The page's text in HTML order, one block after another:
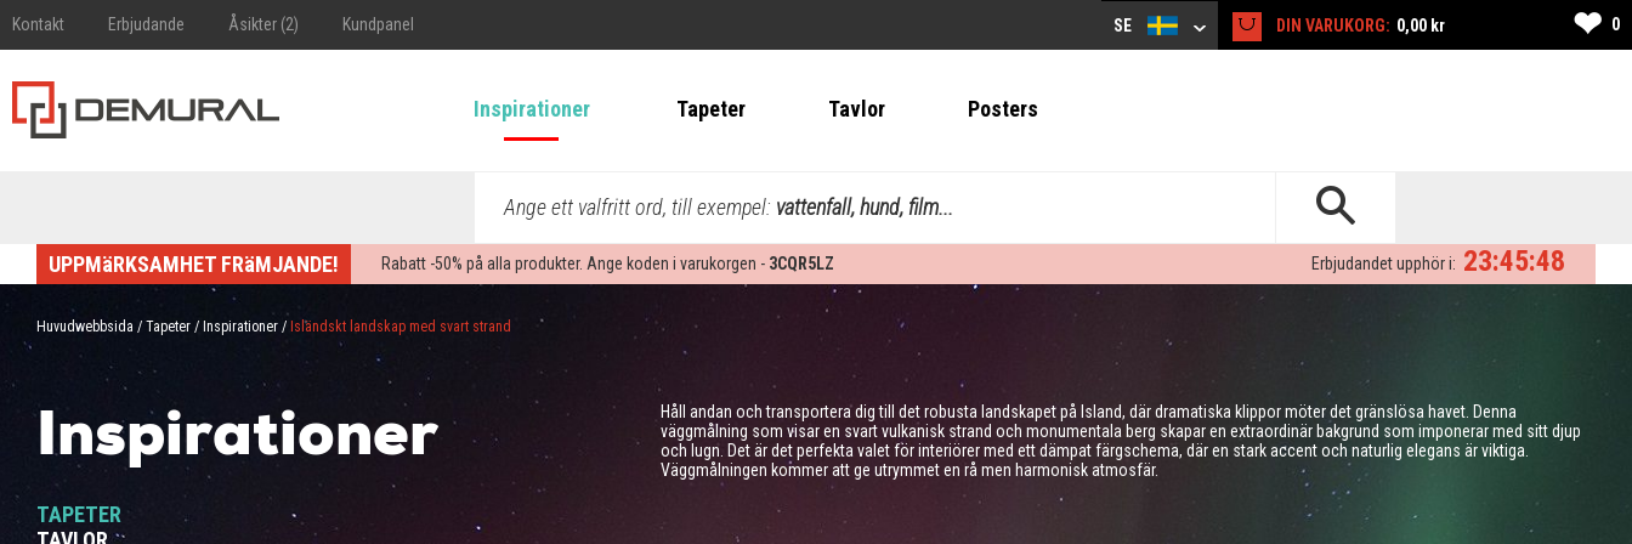
Kontakt Erbjudande Åsikter (2) Kundpanel SE DIN VARUKORG: 0,00 kr ❤ 0
Inspirationer Tapeter Tavlor Posters
Ange ett valfritt ord, till exempel: vattenfall, hund, film...
UPPMäRKSAMHET FRäMJANDE! Rabatt -50% på alla produkter. Ange koden i varukorgen - 3CQR5LZ 23:45:47
Erbjudandet upphör i:
Huvudwebbsida / Tapeter / Inspirationer / Isländskt landskap med svart strand
Inspirationer
TAPETER
Håll andan och transportera dig till det robusta landskapet på Island, där dramatiska klippor möter det gränslösa havet. Denna
väggmålning som visar en svart vulkanisk strand och monumentala berg skapar en extraordinär bakgrund som imponerar med sitt djup
och lugn. Det är det perfekta valet för interiörer med ett dämpat färgschema, där en stark accent och naturlig elegans är viktiga.
Väggmålningen kommer att ge utrymmet en rå men harmonisk atmosfär.